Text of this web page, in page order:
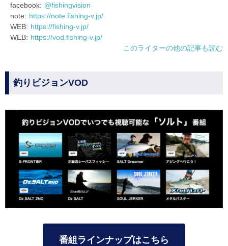
facebook: @fishingvision
note: https://note.fishing-v.jp/
WEB: https://fishing-v.jp/
WEB: https://vod.fishing-v.jp/
このライターの他の記事も読む
釣りビジョンVOD
番組ラインナップはこちら